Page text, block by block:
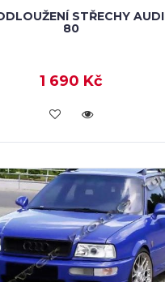
STŘECHY AUDI
80
1 690 Kč
KOUPIT